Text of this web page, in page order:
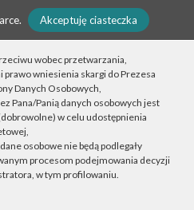
Akceptuję ciasteczka
wobec przetwarzania,
prawo wniesienia skargi do Prezesa
Danych Osobowych,
Pana/Panią danych osobowych jest
w celu udostępnienia
osobowe nie będą podlegały
procesom podejmowania decyzji
w tym profilowaniu.